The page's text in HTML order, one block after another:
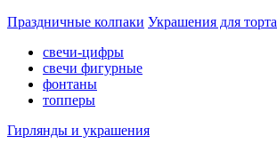
Праздничные колпаки Украшения для торта
свечи-цифры
свечи фигурные
фонтаны
топперы
Гирлянды и украшения